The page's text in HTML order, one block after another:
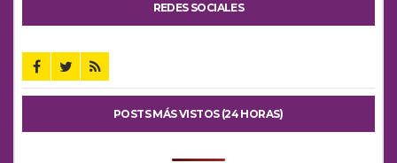
REDES SOCIALES
POSTS MÁS VISTOS (24 HORAS)